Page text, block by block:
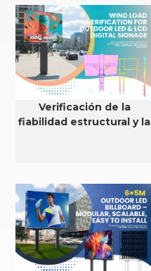
Verificación de la
fiabilidad estructural y la